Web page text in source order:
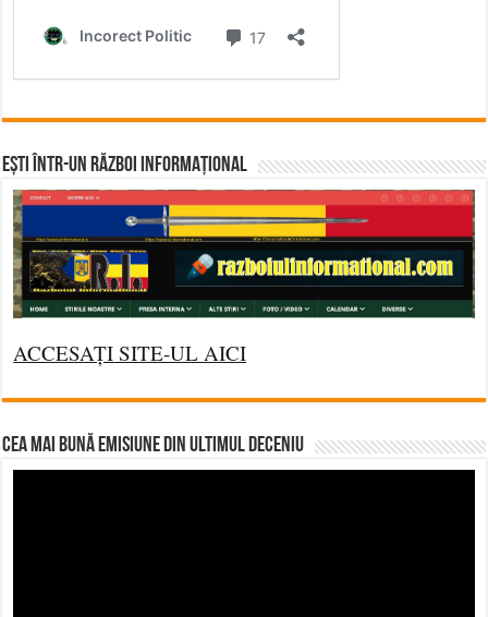
Ești într-un RĂZBOI INFORMAȚIONAL
ACCESAȚI SITE-UL AICI
CEA MAI BUNĂ EMISIUNE DIN ULTIMUL DECENIU